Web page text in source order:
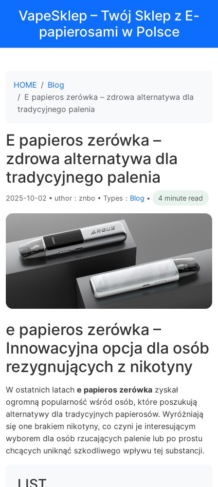
VapeSklep – Twój Sklep z E-
papierosami w Polsce
HOME
Blog
E papieros zerówka – zdrowa alternatywa dla
tradycyjnego palenia
E papieros zerówka –
zdrowa alternatywa dla
tradycyjnego palenia
2025-10-02 • uthor：znbo • Types： Blog • 4 minute read
e papieros zerówka –
Innowacyjna opcja dla osób
rezygnujących z nikotyny
W ostatnich latach e papieros zerówka zyskał
ogromną popularność wśród osób, które poszukują
alternatywy dla tradycyjnych papierosów. Wyróżniają
się one brakiem nikotyny, co czyni je interesującym
wyborem dla osób rzucających palenie lub po prostu
chcących uniknąć szkodliwego wpływu tej substancji.